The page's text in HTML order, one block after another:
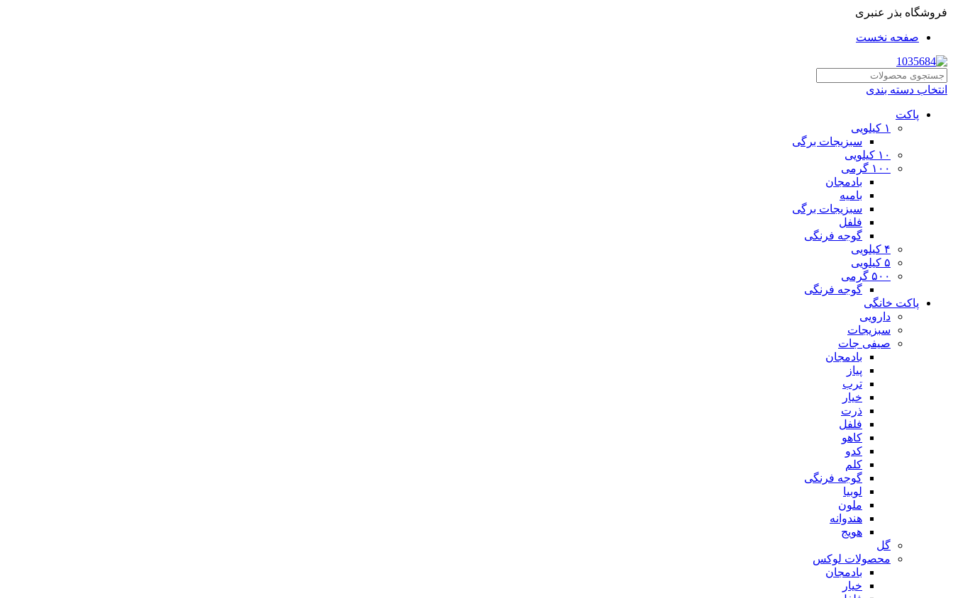
فروشگاه بذر عنبری
صفحه نخست
انتخاب دسته بندی
پاکت
۱ کیلویی
سبزیجات برگی
۱۰ کیلویی
۱۰۰ گرمی
بادمجان
بامیه
سبزیجات برگی
فلفل
گوجه فرنگی
۴ کیلویی
۵ کیلویی
۵۰۰ گرمی
گوجه فرنگی
پاکت خانگی
دارویی
سبزیجات
صیفی جات
بادمجان
پیاز
ترب
خیار
ذرت
فلفل
کاهو
کدو
کلم
گوجه فرنگی
لوبیا
ملون
هندوانه
هویج
گل
محصولات لوکس
بادمجان
خیار